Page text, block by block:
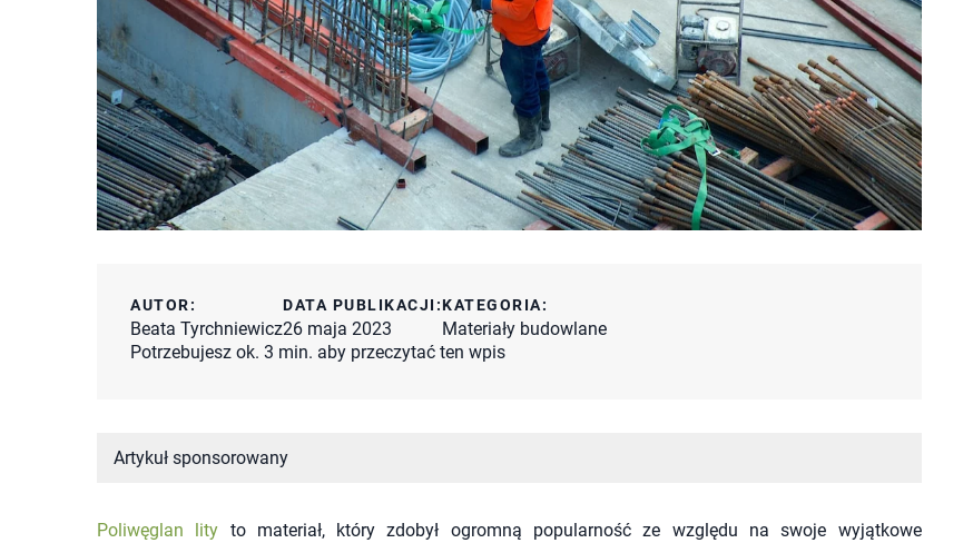
AUTOR:
Beata Tyrchniewicz
DATA PUBLIKACJI:
26 maja 2023
KATEGORIA:
Materiały budowlane
Potrzebujesz ok. 3 min. aby przeczytać ten wpis
Artykuł sponsorowany
Poliwęglan lity to materiał, który zdobył ogromną popularność ze względu na swoje wyjątkowe